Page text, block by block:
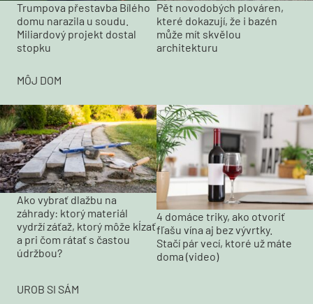
Trumpova přestavba Bílého
domu narazila u soudu.
Miliardový projekt dostal
stopku
Pět novodobých plováren,
které dokazují, že i bazén
může mít skvělou
architekturu
MÔJ DOM
Ako vybrať dlažbu na
záhrady: ktorý materiál
vydrží záťaž, ktorý môže kĺzať
a pri čom rátať s častou
údržbou?
4 domáce triky, ako otvoriť
fľašu vína aj bez vývrtky.
Stačí pár vecí, ktoré už máte
doma (video)
UROB SI SÁM